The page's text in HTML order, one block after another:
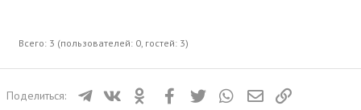
Всего: 3 (пользователей: 0, гостей: 3)
Поделиться: ТелеграмВКонтактеОдноклассники
FacebookTwitter WhatsAppЭлектронная почта